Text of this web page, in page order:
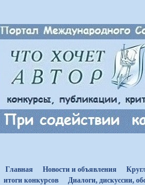
Главная Новости и объявления
итоги конкурсов
Диалоги, дискуссии,